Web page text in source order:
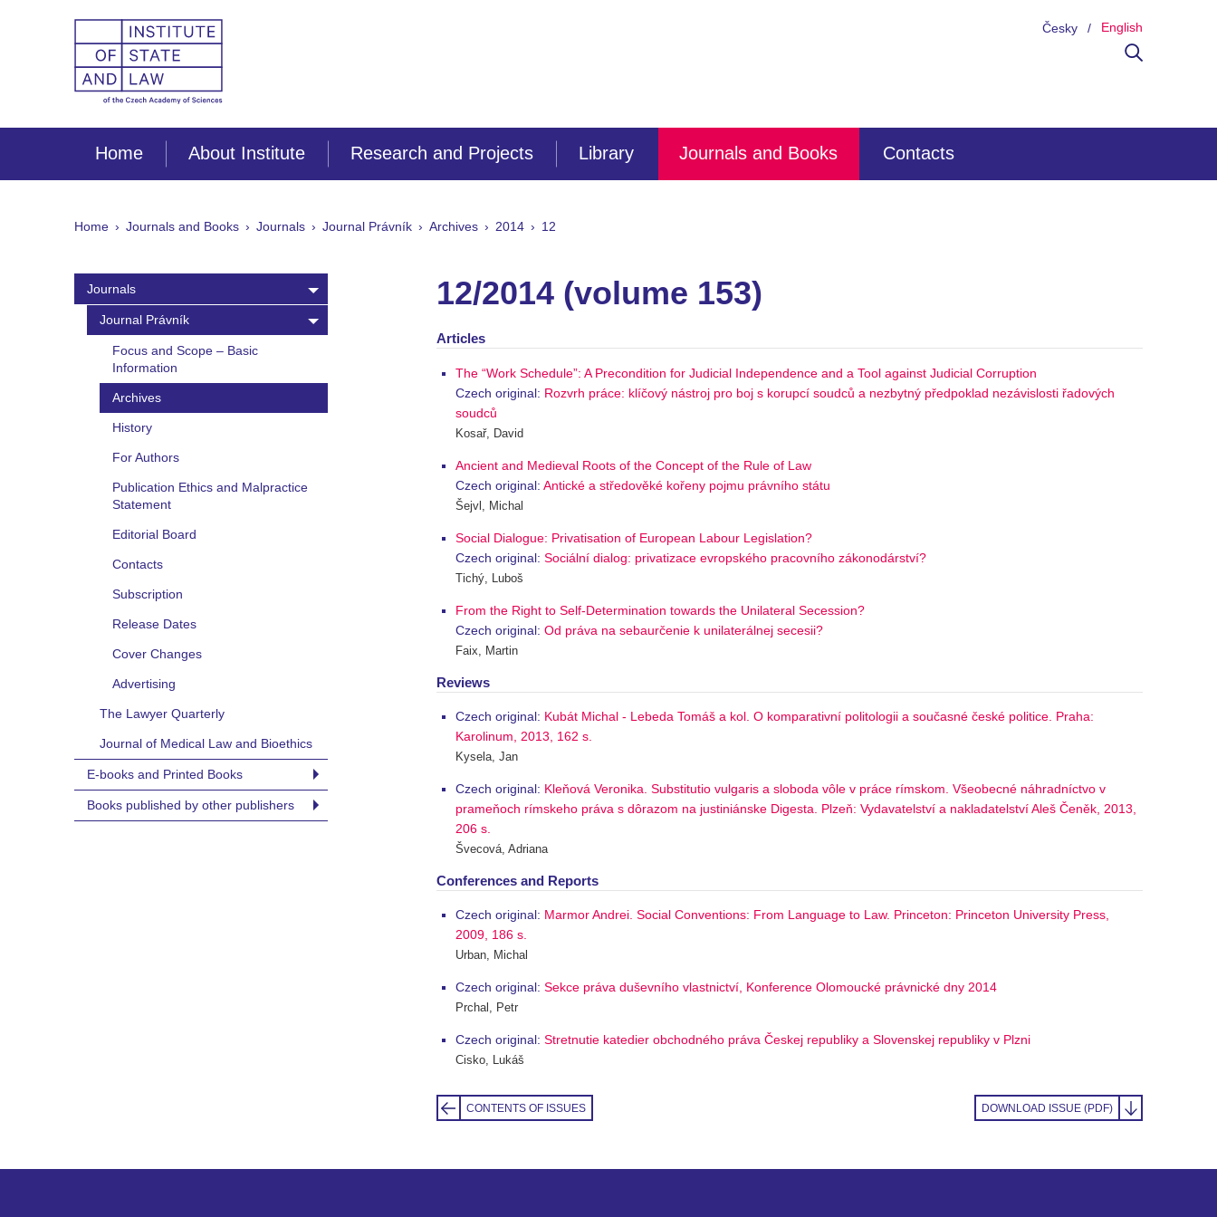
Česky English
Home About Institute Research and Projects Library Journals and Books Contacts
Home Journals and Books Journals Journal Právník Archives 2014 12
Journals
Journal Právník
Focus and Scope – Basic
Information
Archives
History
For Authors
Publication Ethics and Malpractice
Statement
Editorial Board
Contacts
Subscription
Release Dates
Cover Changes
Advertising
The Lawyer Quarterly
Journal of Medical Law and Bioethics
E-books and Printed Books
Books published by other publishers
12/2014 (volume 153)
Articles
The “Work Schedule”: A Precondition for Judicial Independence and a Tool against Judicial Corruption
Czech original: Rozvrh práce: klíčový nástroj pro boj s korupcí soudců a nezbytný předpoklad nezávislosti řadových
soudců
Kosař, David
Ancient and Medieval Roots of the Concept of the Rule of Law
Czech original: Antické a středověké kořeny pojmu právního státu
Šejvl, Michal
Social Dialogue: Privatisation of European Labour Legislation?
Czech original: Sociální dialog: privatizace evropského pracovního zákonodárství?
Tichý, Luboš
From the Right to Self-Determination towards the Unilateral Secession?
Czech original: Od práva na sebaurčenie k unilaterálnej secesii?
Faix, Martin
Reviews
Czech original: Kubát Michal - Lebeda Tomáš a kol. O komparativní politologii a současné české politice. Praha:
Karolinum, 2013, 162 s.
Kysela, Jan
Czech original: Kleňová Veronika. Substitutio vulgaris a sloboda vôle v práce rímskom. Všeobecné náhradníctvo v
prameňoch rímskeho práva s dôrazom na justiniánske Digesta. Plzeň: Vydavatelství a nakladatelství Aleš Čeněk, 2013,
206 s.
Švecová, Adriana
Conferences and Reports
Czech original: Marmor Andrei. Social Conventions: From Language to Law. Princeton: Princeton University Press,
2009, 186 s.
Urban, Michal
Czech original: Sekce práva duševního vlastnictví, Konference Olomoucké právnické dny 2014
Prchal, Petr
Czech original: Stretnutie katedier obchodného práva Českej republiky a Slovenskej republiky v Plzni
Cisko, Lukáš
CONTENTS OF ISSUES DOWNLOAD ISSUE (PDF)